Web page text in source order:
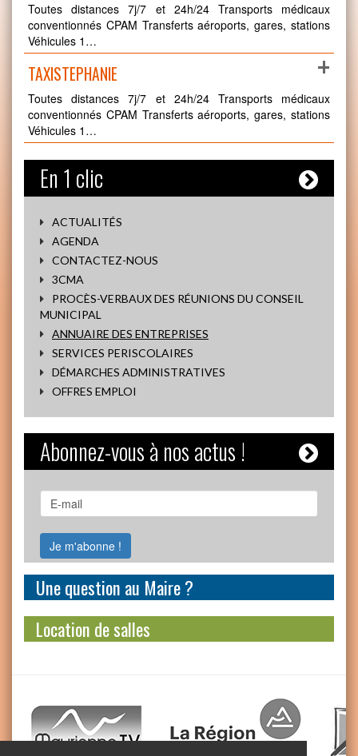
Toutes distances 7j/7 et 24h/24 Transports médicaux
conventionnés CPAM Transferts aéroports, gares, stations
Véhicules 1…
TAXISTEPHANIE +
Toutes distances 7j/7 et 24h/24 Transports médicaux
conventionnés CPAM Transferts aéroports, gares, stations
Véhicules 1…
En 1 clic
ACTUALITÉS
AGENDA
CONTACTEZ-NOUS
3CMA
PROCÈS-VERBAUX DES RÉUNIONS DU CONSEIL
MUNICIPAL
ANNUAIRE DES ENTREPRISES
SERVICES PERISCOLAIRES
DÉMARCHES ADMINISTRATIVES
OFFRES EMPLOI
Abonnez-vous à nos actus !
Une question au Maire ?
Location de salles